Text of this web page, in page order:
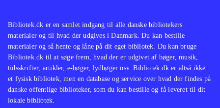
Bibliotek.dk er en samlet indgang til alle danske bibliotekers
materialer og til hvad der udgives i Danmark. Du kan bestille
materialer og så hente og låne på dit eget bibliotek. Du kan bruge
Bibliotek.dk til at søge frem, hvad der er udgivet af bøger, musik,
tidsskrifter, artikler, e-bøger, lydbøger osv. Bibliotek.dk er altså ikke
et fysisk bibliotek, men en database og service over hvad der findes på
danske offentlige biblioteker, som du kan bestille og få leveret til dit
lokale bibliotek.